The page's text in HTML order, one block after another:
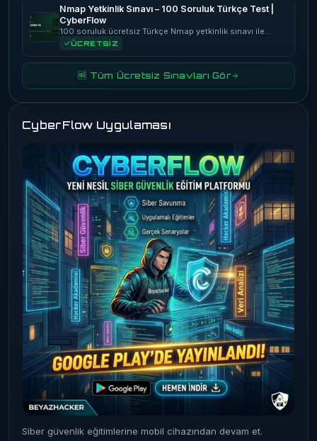
Nmap Yetkinlik Sınavı – 100 Soruluk Türkçe Test |
CyberFlow
100 soruluk ücretsiz Türkçe Nmap yetkinlik sınavı ile…
ÜCRETSİZ
🆓 Tüm Ücretsiz Sınavları Gör
CyberFlow Uygulaması
Siber güvenlik eğitimlerine mobil cihazından devam et.